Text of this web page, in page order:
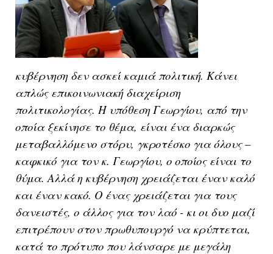
κυβέρνηση δεν ασκεί καμιά πολιτική. Κάνει
απλώς επικοινωνιακή διαχείριση
πολιτικολογίας. Η υπόθεση Γεωργίου, από την
οποία ξεκίνησε το θέμα, είναι ένα διαρκώς
μεταβαλλόμενο στόρυ, γκροτέσκο για όλους –
καφκικό για τον κ. Γεωργίου, ο οποίος είναι το
θύμα. Αλλά η κυβέρνηση χρειάζεται έναν καλό
και έναν κακό. Ο ένας χρειάζεται για τους
δανειστές, ο άλλος για τον λαό - κι οι δυο μαζί
επιτρέπουν στον πρωθυπουργό να κρύπτεται,
κατά το πρότυπο που λάνσαρε με μεγάλη